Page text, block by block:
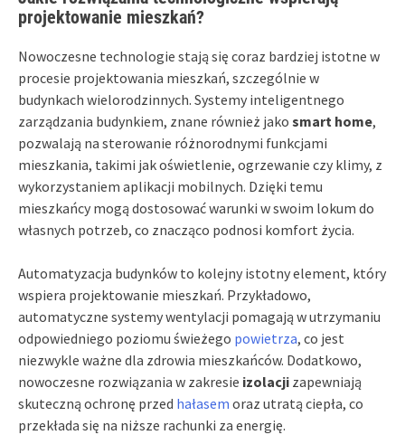
projektowanie mieszkań?
Nowoczesne technologie stają się coraz bardziej istotne w
procesie projektowania mieszkań, szczególnie w
budynkach wielorodzinnych. Systemy inteligentnego
zarządzania budynkiem, znane również jako smart home,
pozwalają na sterowanie różnorodnymi funkcjami
mieszkania, takimi jak oświetlenie, ogrzewanie czy klimy, z
wykorzystaniem aplikacji mobilnych. Dzięki temu
mieszkańcy mogą dostosować warunki w swoim lokum do
własnych potrzeb, co znacząco podnosi komfort życia.
Automatyzacja budynków to kolejny istotny element, który
wspiera projektowanie mieszkań. Przykładowo,
automatyczne systemy wentylacji pomagają w utrzymaniu
odpowiedniego poziomu świeżego powietrza, co jest
niezwykle ważne dla zdrowia mieszkańców. Dodatkowo,
nowoczesne rozwiązania w zakresie izolacji zapewniają
skuteczną ochronę przed hałasem oraz utratą ciepła, co
przekłada się na niższe rachunki za energię.